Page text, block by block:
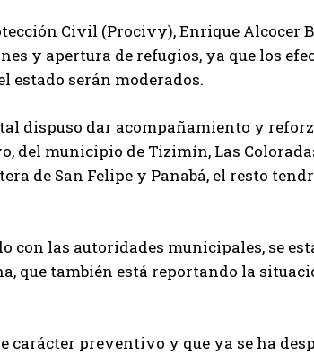
Civil (Procivy), Enrique Alcocer
y apertura de refugios, ya que los
estado serán moderados.
dispuso dar acompañamiento y
del municipio de Tizimín, Las
de San Felipe y Panabá, el resto
con las autoridades municipales, se
que también está reportando la
carácter preventivo y que ya se ha